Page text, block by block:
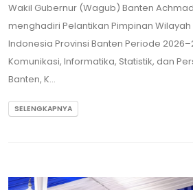
Wakil Gubernur (Wagub) Banten
menghadiri Pelantikan Pimpinan
Indonesia Provinsi Banten Periode
Komunikasi, Informatika, Statistik, dan
Banten, K...
SELENGKAPNYA